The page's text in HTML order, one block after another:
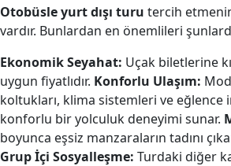
Otobüsle yurt dışı turu tercih
vardır. Bunlardan en önemlileri
Ekonomik Seyahat: Uçak biletlerine
uygun fiyatlıdır. Konforlu Ulaşım:
koltukları, klima sistemleri ve eğlence
konforlu bir yolculuk deneyimi sunar.
boyunca eşsiz manzaraların tadını
Grup İçi Sosyalleşme: Turdaki diğer